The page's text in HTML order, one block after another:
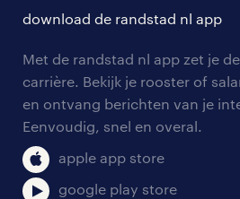
tarieven
personeel gezocht
aanmelden nieuwsbrief
solliciteren
blogs en artikelen
salarischecker
bruto-netto calculator
onze vestigingen
pers
download de randstad nl app
Met de randstad nl app zet je
carrière. Bekijk je rooster of
en ontvang berichten van je
Eenvoudig, snel en overal.
apple app store
google play store